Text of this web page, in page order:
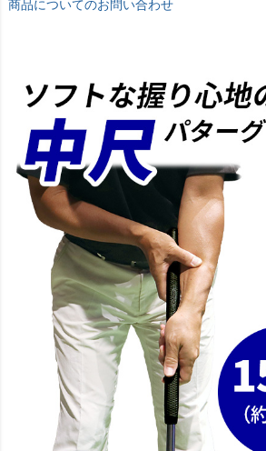
商品についてのお問い合わせ